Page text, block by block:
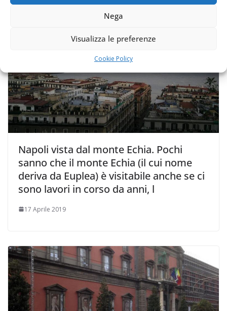
Nega
Visualizza le preferenze
Cookie Policy
Napoli vista dal monte Echia. Pochi
sanno che il monte Echia (il cui nome
deriva da Euplea) è visitabile anche se ci
sono lavori in corso da anni, l
17 Aprile 2019